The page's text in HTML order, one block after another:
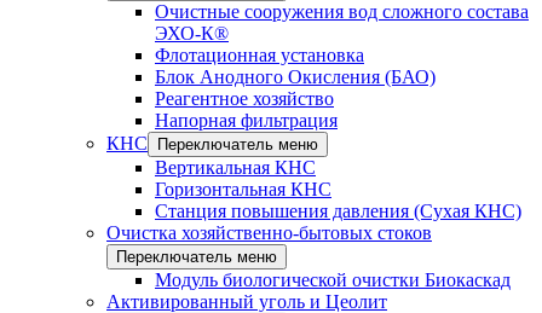
Очистные сооружения вод сложного состава
ЭХО-К®
Флотационная установка
Блок Анодного Окисления (БАО)
Реагентное хозяйство
Напорная фильтрация
КНС
Переключатель меню
Вертикальная КНС
Горизонтальная КНС
Станция повышения давления (Сухая КНС)
Очистка хозяйственно-бытовых стоков
Переключатель меню
Модуль биологической очистки Биокаскад
Активированный уголь и Цеолит